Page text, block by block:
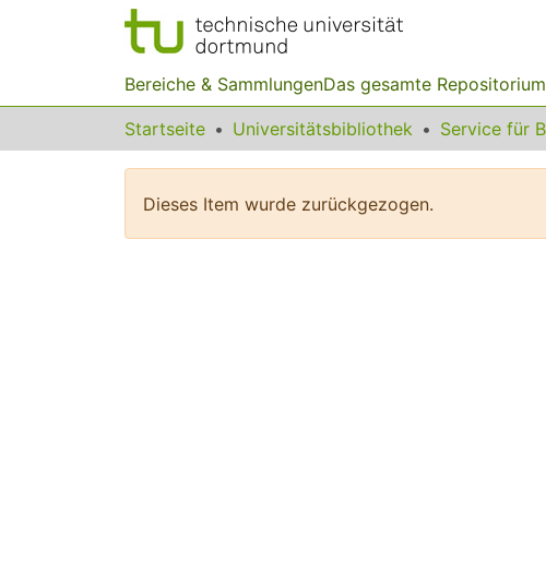
Bereiche & SammlungenDas gesamte Repositorium
Startseite Universitätsbibliothek
Dieses Item wurde zurückgezogen.